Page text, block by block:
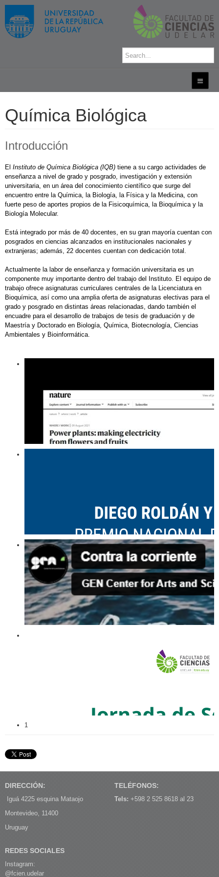
Química Biológica
Introducción
El Instituto de Química Biológica (IQB) tiene a su cargo actividades de
enseñanza a nivel de grado y posgrado, investigación y extensión
universitaria, en un área del conocimiento científico que surge del
encuentro entre la Química, la Biología, la Física y la Medicina, con
fuerte peso de aportes propios de la Fisicoquímica, la Bioquímica y la
Biología Molecular.
Está integrado por más de 40 docentes, en su gran mayoría cuentan con
posgrados en ciencias alcanzados en institucionales nacionales y
extranjeras; además, 22 docentes cuentan con dedicación total.
Actualmente la labor de enseñanza y formación universitaria es un
componente muy importante dentro del trabajo del Instituto. El equipo de
trabajo ofrece asignaturas curriculares centrales de la Licenciatura en
Bioquímica, así como una amplia oferta de asignaturas electivas para el
grado y posgrado en distintas áreas relacionadas, dando también el
encuadre para el desarrollo de trabajos de tesis de graduación y de
Maestría y Doctorado en Biología, Química, Biotecnología, Ciencias
Ambientales y Bioinformática.
1
DIRECCIÓN:
Iguá 4225 esquina Mataojo
Montevideo, 11400
Uruguay
TELÉFONOS:
Tels: +598 2 525 8618 al 23
REDES SOCIALES
Instagram:
@fcien.udelar